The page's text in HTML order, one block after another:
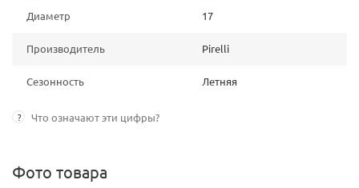
Диаметр 17
Производитель Pirelli
Сезонность Летняя
? Что означают эти цифры?
Фото товара